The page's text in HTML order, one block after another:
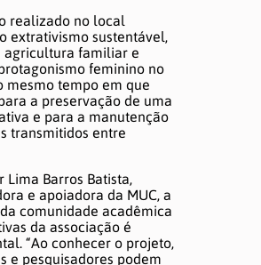
realizado no local
extrativismo sustentável,
agricultura familiar e
feminino no
mesmo tempo em que
a preservação de uma
e para a manutenção
transmitidos entre
Lima Barros Batista,
e apoiadora da MUC, a
comunidade acadêmica
da associação é
“Ao conhecer o projeto,
e pesquisadores podem